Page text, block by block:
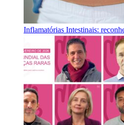
Inflamatórias Intestinais: